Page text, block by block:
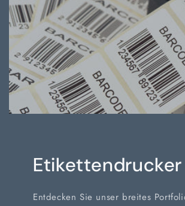
Etikettendrucker
Entdecken Sie unser breites